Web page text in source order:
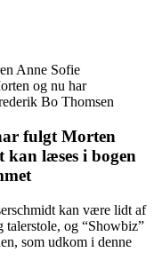
Anne Sofie
og nu har
Bo Thomsen
fulgt Morten
kan læses i bogen
kan være lidt af
talerstole, og “Showbiz”
som udkom i denne